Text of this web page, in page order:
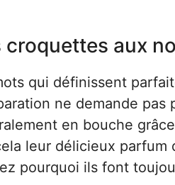
aux
qui définissent
ne demande pas
en bouche
leur délicieux parfum
pourquoi ils font